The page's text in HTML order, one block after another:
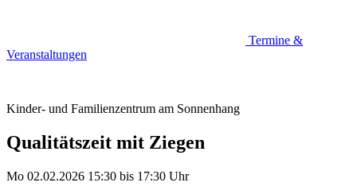
Termine &
Veranstaltungen
Kinder- und Familienzentrum am Sonnenhang
Qualitätszeit mit Ziegen
Mo 02.02.2026 15:30 bis 17:30 Uhr